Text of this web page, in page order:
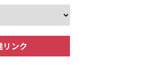
ンク